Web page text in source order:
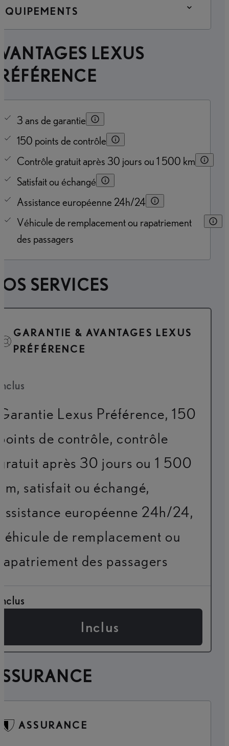
LEXUS
3 ans de garantie
150 points de contrôle
Contrôle gratuit après 30 jours ou 1 500 km
Satisfait ou échangé
Assistance européenne 24h/24
Véhicule de remplacement ou rapatriement
des passagers
SERVICES
GARANTIE & AVANTAGES LEXUS
PRÉFÉRENCE
Lexus Préférence, 150
de contrôle, contrôle
après 30 jours ou 1 500
satisfait ou échangé,
européenne 24h/24,
de remplacement ou
des passagers
Inclus
ASSURANCE